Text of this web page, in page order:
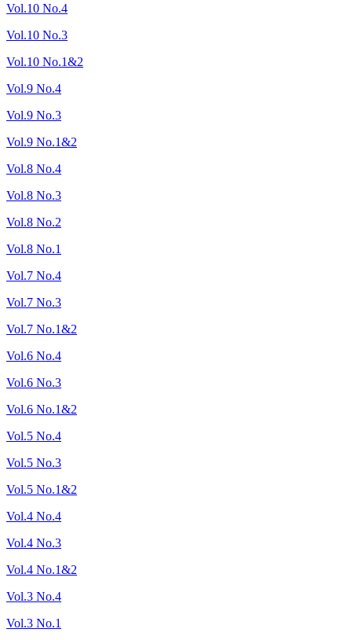
Vol.10 No.4
Vol.10 No.3
Vol.10 No.1&2
Vol.9 No.4
Vol.9 No.3
Vol.9 No.1&2
Vol.8 No.4
Vol.8 No.3
Vol.8 No.2
Vol.8 No.1
Vol.7 No.4
Vol.7 No.3
Vol.7 No.1&2
Vol.6 No.4
Vol.6 No.3
Vol.6 No.1&2
Vol.5 No.4
Vol.5 No.3
Vol.5 No.1&2
Vol.4 No.4
Vol.4 No.3
Vol.4 No.1&2
Vol.3 No.4
Vol.3 No.1